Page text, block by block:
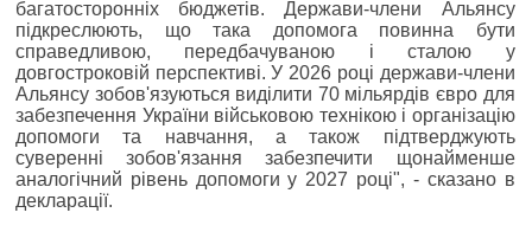
багатосторонніх бюджетів. Держави-члени Альянсу
підкреслюють, що така допомога повинна бути
справедливою, передбачуваною і сталою у
довгостроковій перспективі. У 2026 році держави-члени
Альянсу зобов'язуються виділити 70 мільярдів євро для
забезпечення України військовою технікою і організацію
допомоги та навчання, а також підтверджують
суверенні зобов'язання забезпечити щонайменше
аналогічний рівень допомоги у 2027 році", - сказано в
декларації.